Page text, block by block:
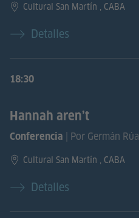
Cultural San Martín , CABA
Detalles
18:30
Hannah aren’t
Conferencia | Por Germán Rúa
Cultural San Martín , CABA
Detalles